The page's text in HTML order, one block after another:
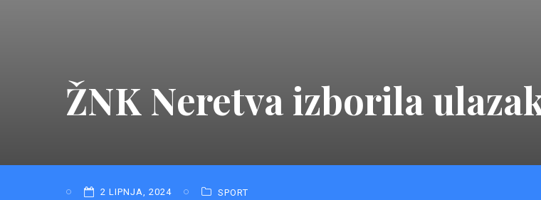
ŽNK Neretva izborila
2 LIPNJA, 2024 SPORT